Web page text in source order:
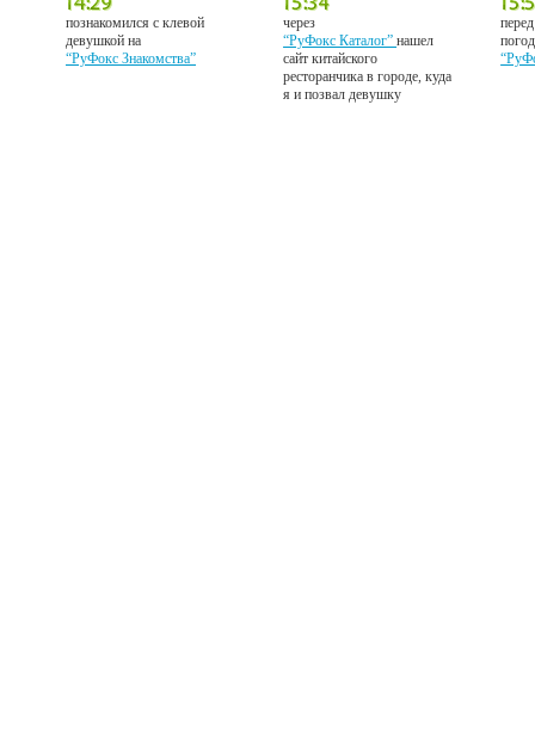
познакомился с клевой
девушкой на
“РуФокс Знакомства”
через
“РуФокс Каталог”нашел
сайт китайского
ресторанчика в городе, куда
я и позвал девушку